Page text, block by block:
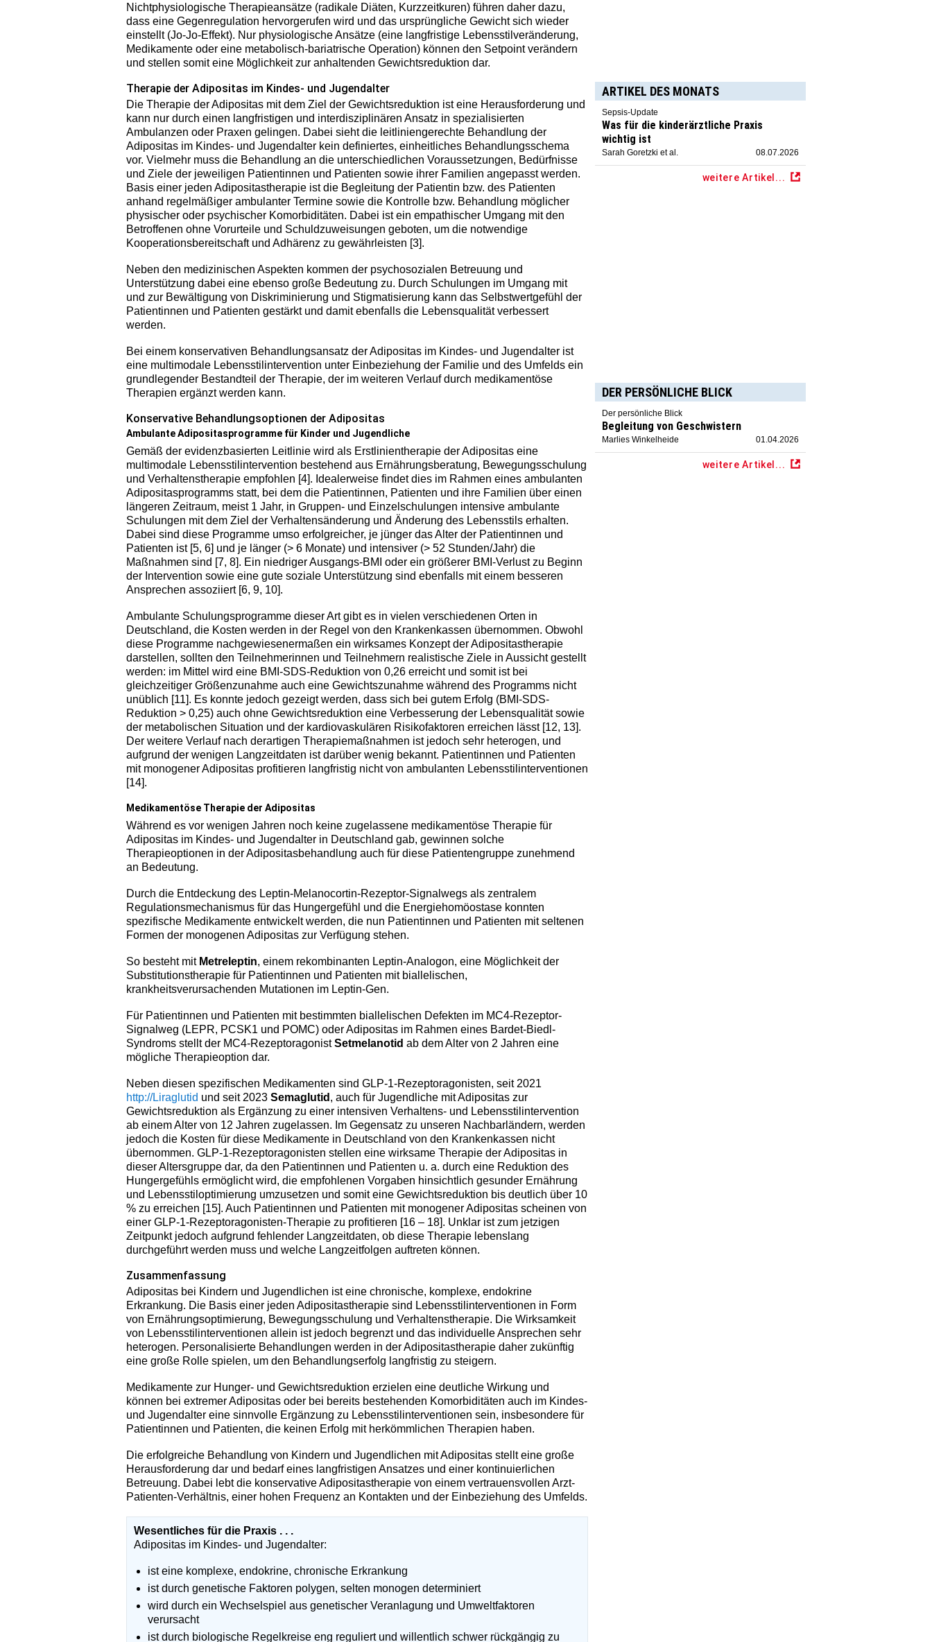
Nichtphysiologische Therapieansätze (radikale Diäten, Kurzzeitkuren) führen daher dazu,
dass eine Gegenregulation hervorgerufen wird und das ursprüngliche Gewicht sich wieder
einstellt (Jo-Jo-Effekt). Nur physiologische Ansätze (eine langfristige Lebensstilveränderung,
Medikamente oder eine metabolisch-bariatrische Operation) können den Setpoint verändern
und stellen somit eine Möglichkeit zur anhaltenden Gewichtsreduktion dar.
Therapie der Adipositas im Kindes- und Jugendalter
Die Therapie der Adipositas mit dem Ziel der Gewichtsreduktion ist eine Herausforderung und
kann nur durch einen langfristigen und interdisziplinären Ansatz in spezialisierten
Ambulanzen oder Praxen gelingen. Dabei sieht die leitliniengerechte Behandlung der
Adipositas im Kindes- und Jugendalter kein definiertes, einheitliches Behandlungsschema
vor. Vielmehr muss die Behandlung an die unterschiedlichen Voraussetzungen, Bedürfnisse
und Ziele der jeweiligen Patientinnen und Patienten sowie ihrer Familien angepasst werden.
Basis einer jeden Adipositastherapie ist die Begleitung der Patientin bzw. des Patienten
anhand regelmäßiger ambulanter Termine sowie die Kontrolle bzw. Behandlung möglicher
physischer oder psychischer Komorbiditäten. Dabei ist ein empathischer Umgang mit den
Betroffenen ohne Vorurteile und Schuldzuweisungen geboten, um die notwendige
Kooperationsbereitschaft und Adhärenz zu gewährleisten [3].
Neben den medizinischen Aspekten kommen der psychosozialen Betreuung und
Unterstützung dabei eine ebenso große Bedeutung zu. Durch Schulungen im Umgang mit
und zur Bewältigung von Diskriminierung und Stigmatisierung kann das Selbstwertgefühl der
Patientinnen und Patienten gestärkt und damit ebenfalls die Lebensqualität verbessert
werden.
Bei einem konservativen Behandlungsansatz der Adipositas im Kindes- und Jugendalter ist
eine multimodale Lebensstilintervention unter Einbeziehung der Familie und des Umfelds ein
grundlegender Bestandteil der Therapie, der im weiteren Verlauf durch medikamentöse
Therapien ergänzt werden kann.
Konservative Behandlungsoptionen der Adipositas
Ambulante Adipositasprogramme für Kinder und Jugendliche
Gemäß der evidenzbasierten Leitlinie wird als Erstlinientherapie der Adipositas eine
multimodale Lebensstilintervention bestehend aus Ernährungsberatung, Bewegungsschulung
und Verhaltenstherapie empfohlen [4]. Idealerweise findet dies im Rahmen eines ambulanten
Adipositasprogramms statt, bei dem die Patientinnen, Patienten und ihre Familien über einen
längeren Zeitraum, meist 1 Jahr, in Gruppen- und Einzelschulungen intensive ambulante
Schulungen mit dem Ziel der Verhaltensänderung und Änderung des Lebensstils erhalten.
Dabei sind diese Programme umso erfolgreicher, je jünger das Alter der Patientinnen und
Patienten ist [5, 6] und je länger (> 6 Monate) und intensiver (> 52 Stunden/Jahr) die
Maßnahmen sind [7, 8]. Ein niedriger Ausgangs-BMI oder ein größerer BMI-Verlust zu Beginn
der Intervention sowie eine gute soziale Unterstützung sind ebenfalls mit einem besseren
Ansprechen assoziiert [6, 9, 10].
Ambulante Schulungsprogramme dieser Art gibt es in vielen verschiedenen Orten in
Deutschland, die Kosten werden in der Regel von den Krankenkassen übernommen. Obwohl
diese Programme nachgewiesenermaßen ein wirksames Konzept der Adipositastherapie
darstellen, sollten den Teilnehmerinnen und Teilnehmern realistische Ziele in Aussicht gestellt
werden: im Mittel wird eine BMI-SDS-Reduktion von 0,26 erreicht und somit ist bei
gleichzeitiger Größenzunahme auch eine Gewichtszunahme während des Programms nicht
unüblich [11]. Es konnte jedoch gezeigt werden, dass sich bei gutem Erfolg (BMI-SDS-
Reduktion > 0,25) auch ohne Gewichtsreduktion eine Verbesserung der Lebensqualität sowie
der metabolischen Situation und der kardiovaskulären Risikofaktoren erreichen lässt [12, 13].
Der weitere Verlauf nach derartigen Therapiemaßnahmen ist jedoch sehr heterogen, und
aufgrund der wenigen Langzeitdaten ist darüber wenig bekannt. Patientinnen und Patienten
mit monogener Adipositas profitieren langfristig nicht von ambulanten Lebensstilinterventionen
[14].
Medikamentöse Therapie der Adipositas
Während es vor wenigen Jahren noch keine zugelassene medikamentöse Therapie für
Adipositas im Kindes- und Jugendalter in Deutschland gab, gewinnen solche
Therapieoptionen in der Adipositasbehandlung auch für diese Patientengruppe zunehmend
an Bedeutung.
Durch die Entdeckung des Leptin-Melanocortin-Rezeptor-Signalwegs als zentralem
Regulationsmechanismus für das Hungergefühl und die Energiehomöostase konnten
spezifische Medikamente entwickelt werden, die nun Patientinnen und Patienten mit seltenen
Formen der monogenen Adipositas zur Verfügung stehen.
So besteht mit Metreleptin, einem rekombinanten Leptin-Analogon, eine Möglichkeit der
Substitutionstherapie für Patientinnen und Patienten mit biallelischen,
krankheitsverursachenden Mutationen im Leptin-Gen.
Für Patientinnen und Patienten mit bestimmten biallelischen Defekten im MC4-Rezeptor-
Signalweg (LEPR, PCSK1 und POMC) oder Adipositas im Rahmen eines Bardet-Biedl-
Syndroms stellt der MC4-RezeptoragonistSetmelanotid ab dem Alter von 2 Jahren eine
mögliche Therapieoption dar.
Neben diesen spezifischen Medikamenten sind GLP-1-Rezeptoragonisten, seit 2021
http://Liraglutid und seit 2023 Semaglutid , auch für Jugendliche mit Adipositas zur
Gewichtsreduktion als Ergänzung zu einer intensiven Verhaltens- und Lebensstilintervention
ab einem Alter von 12 Jahren zugelassen. Im Gegensatz zu unseren Nachbarländern, werden
jedoch die Kosten für diese Medikamente in Deutschland von den Krankenkassen nicht
übernommen. GLP-1-Rezeptoragonisten stellen eine wirksame Therapie der Adipositas in
dieser Altersgruppe dar, da den Patientinnen und Patienten u. a. durch eine Reduktion des
Hungergefühls ermöglicht wird, die empfohlenen Vorgaben hinsichtlich gesunder Ernährung
und Lebensstiloptimierung umzusetzen und somit eine Gewichtsreduktion bis deutlich über 10
% zu erreichen [15]. Auch Patientinnen und Patienten mit monogener Adipositas scheinen von
einer GLP-1-Rezeptoragonisten-Therapie zu profitieren [16 – 18]. Unklar ist zum jetzigen
Zeitpunkt jedoch aufgrund fehlender Langzeitdaten, ob diese Therapie lebenslang
durchgeführt werden muss und welche Langzeitfolgen auftreten können.
Zusammenfassung
Adipositas bei Kindern und Jugendlichen ist eine chronische, komplexe, endokrine
Erkrankung. Die Basis einer jeden Adipositastherapie sind Lebensstilinterventionen in Form
von Ernährungsoptimierung, Bewegungsschulung und Verhaltenstherapie. Die Wirksamkeit
von Lebensstilinterventionen allein ist jedoch begrenzt und das individuelle Ansprechen sehr
heterogen. Personalisierte Behandlungen werden in der Adipositastherapie daher zukünftig
eine große Rolle spielen, um den Behandlungserfolg langfristig zu steigern.
Medikamente zur Hunger- und Gewichtsreduktion erzielen eine deutliche Wirkung und
können bei extremer Adipositas oder bei bereits bestehenden Komorbiditäten auch im Kindes-
und Jugendalter eine sinnvolle Ergänzung zu Lebensstilinterventionen sein, insbesondere für
Patientinnen und Patienten, die keinen Erfolg mit herkömmlichen Therapien haben.
Die erfolgreiche Behandlung von Kindern und Jugendlichen mit Adipositas stellt eine große
Herausforderung dar und bedarf eines langfristigen Ansatzes und einer kontinuierlichen
Betreuung. Dabei lebt die konservative Adipositastherapie von einem vertrauensvollen Arzt-
Patienten-Verhältnis, einer hohen Frequenz an Kontakten und der Einbeziehung des Umfelds.
Wesentliches für die Praxis . . .
Adipositas im Kindes- und Jugendalter:
ist eine komplexe, endokrine, chronische Erkrankung
ist durch genetische Faktoren polygen, selten monogen determiniert
wird durch ein Wechselspiel aus genetischer Veranlagung und Umweltfaktoren
verursacht
ist durch biologische Regelkreise eng reguliert und willentlich schwer rückgängig zu
ARTIKEL DES MONATS
Sepsis-Update
Was für die kinderärztliche Praxis
wichtig ist
Sarah Goretzki et al. 08.07.2026
weitere Artikel...
DER PERSÖNLICHE BLICK
Der persönliche Blick
Begleitung von Geschwistern
Marlies Winkelheide 01.04.2026
weitere Artikel...